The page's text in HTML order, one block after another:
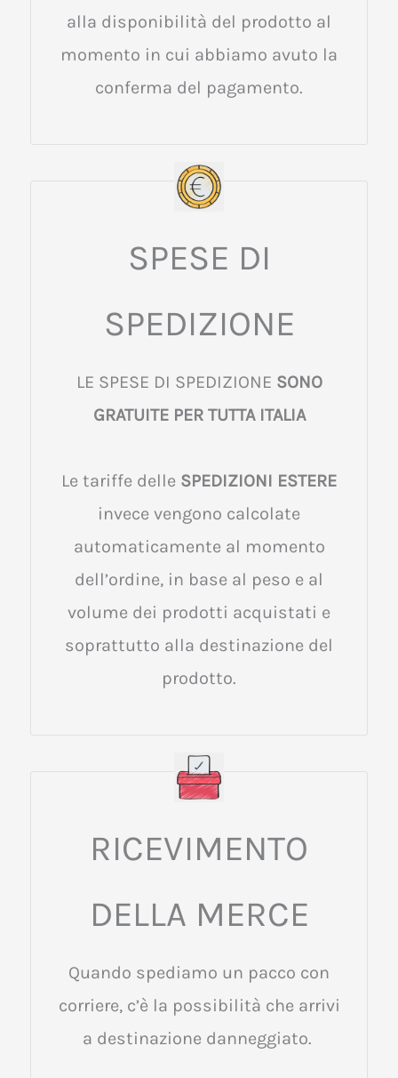
alla disponibilità del prodotto al
momento in cui abbiamo avuto la
conferma del pagamento.
SPESE DI
SPEDIZIONE
LE SPESE DI SPEDIZIONE SONO
GRATUITE PER TUTTA ITALIA
Le tariffe delle SPEDIZIONI ESTERE
invece vengono calcolate
automaticamente al momento
dell’ordine, in base al peso e al
volume dei prodotti acquistati e
soprattutto alla destinazione del
prodotto.
RICEVIMENTO
DELLA MERCE
Quando spediamo un pacco con
corriere, c’è la possibilità che arrivi
a destinazione danneggiato.